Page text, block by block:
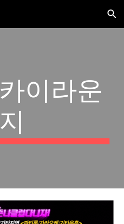
Skip to navigation
이라운
지